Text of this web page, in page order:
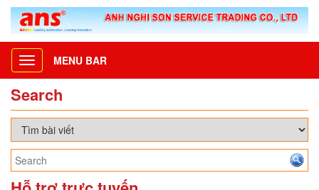
Toggle
navigation
MENU BAR
Search